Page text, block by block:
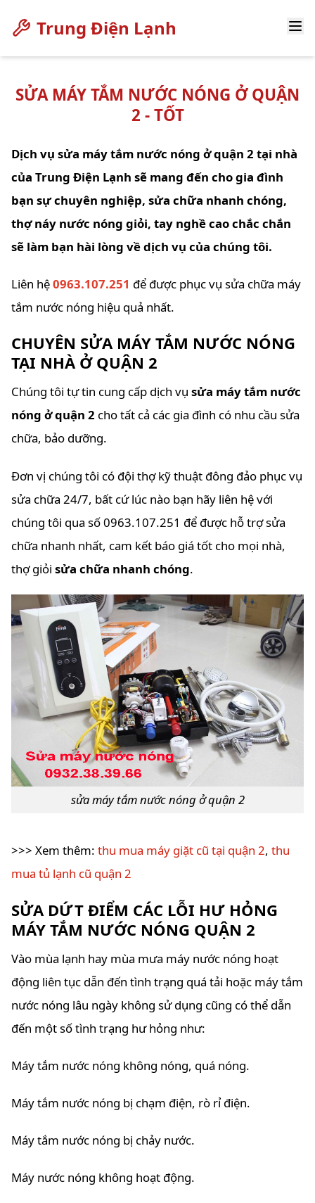
Trung Điện Lạnh
SỬA MÁY TẮM NƯỚC NÓNG Ở QUẬN
2 - TỐT
Dịch vụ sửa máy tắm nước nóng ở quận 2 tại nhà
của Trung Điện Lạnh sẽ mang đến cho gia đình
bạn sự chuyên nghiệp, sửa chữa nhanh chóng,
thợ náy nước nóng giỏi, tay nghề cao chắc chắn
sẽ làm bạn hài lòng về dịch vụ của chúng tôi.
Liên hệ0963.107.251 để được phục vụ sửa chữa máy
tắm nước nóng hiệu quả nhất.
CHUYÊN SỬA MÁY TẮM NƯỚC NÓNG
TẠI NHÀ Ở QUẬN 2
Chúng tôi tự tin cung cấp dịch vụ sửa máy tắm nước
nóng ở quận 2 cho tất cả các gia đình có nhu cầu sửa
chữa, bảo dưỡng.
Đơn vị chúng tôi có đội thợ kỹ thuật đông đảo phục vụ
sửa chữa 24/7, bất cứ lúc nào bạn hãy liên hệ với
chúng tôi qua số 0963.107.251 để được hỗ trợ sửa
chữa nhanh nhất, cam kết báo giá tốt cho mọi nhà,
thợ giỏi sửa chữa nhanh chóng.
sửa máy tắm nước nóng ở quận 2
>>> Xem thêm: thu mua máy giặt cũ tại quận 2, thu
mua tủ lạnh cũ quận 2
SỬA DỨT ĐIỂM CÁC LỖI HƯ HỎNG
MÁY TẮM NƯỚC NÓNG QUẬN 2
Vào mùa lạnh hay mùa mưa máy nước nóng hoạt
động liên tục dẫn đến tình trạng quá tải hoặc máy tắm
nước nóng lâu ngày không sử dụng cũng có thể dẫn
đến một số tình trạng hư hỏng như:
Máy tắm nước nóng không nóng, quá nóng.
Máy tắm nước nóng bị chạm điện, rò rỉ điện.
Máy tắm nước nóng bị chảy nước.
Máy nước nóng không hoạt động.